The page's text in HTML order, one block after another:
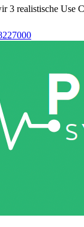
3 realistische